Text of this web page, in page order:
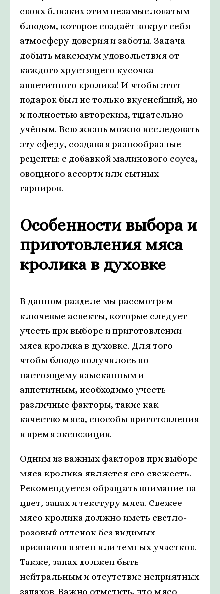
своих близких этим незамысловатым
блюдом, которое создаёт вокруг себя
атмосферу доверия и заботы. Задача
добыть максимум удовольствия от
каждого хрустящего кусочка
аппетитного кролика! И чтобы этот
подарок был не только вкуснейший, но
и полностью авторским, тщательно
учёным. Всю жизнь можно исследовать
эту сферу, создавая разнообразные
рецепты: с добавкой малинового соуса,
овощного ассорти или сытных
гарниров.
Особенности выбора и
приготовления мяса
кролика в духовке
В данном разделе мы рассмотрим
ключевые аспекты, которые следует
учесть при выборе и приготовлении
мяса кролика в духовке. Для того
чтобы блюдо получилось по-
настоящему изысканным и
аппетитным, необходимо учесть
различные факторы, такие как
качество мяса, способы приготовления
и время экспозиции.
Одним из важных факторов при выборе
мяса кролика является его свежесть.
Рекомендуется обращать внимание на
цвет, запах и текстуру мяса. Свежее
мясо кролика должно иметь светло-
розовый оттенок без видимых
признаков пятен или темных участков.
Также, запах должен быть
нейтральным и отсутствие неприятных
запахов. Важно отметить, что мясо